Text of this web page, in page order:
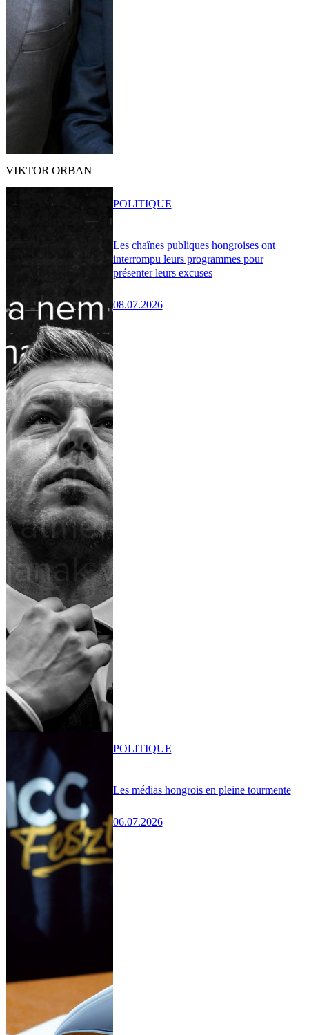
VIKTOR ORBAN
Les chaînes publiques hongroises ont
interrompu leurs programmes pour
présenter leurs excuses
08.07.2026
POLITIQUE
Les médias hongrois en pleine tourmente
06.07.2026
POLITIQUE